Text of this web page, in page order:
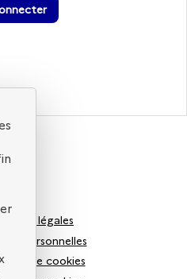
légales
personnelles
de cookies